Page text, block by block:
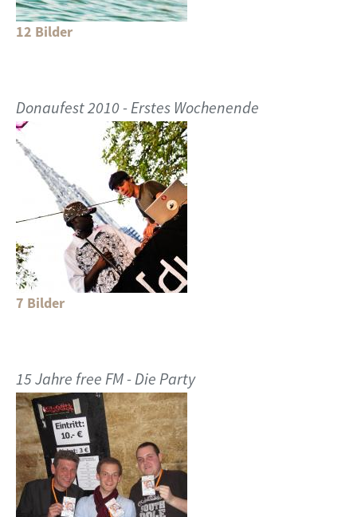
12 Bilder
Donaufest 2010 - Erstes Wochenende
7 Bilder
15 Jahre free FM - Die Party